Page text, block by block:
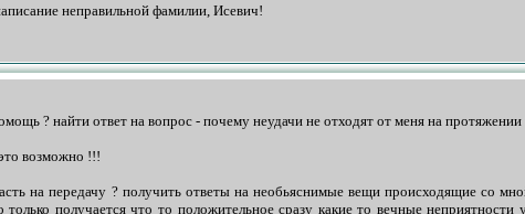
неправильной фамилии, Исевич!
? найти ответ на вопрос - почему неудачи не отходят от меня на
возможно !!!
на передачу ? получить ответы на необьяснимые вещи происходящие со
получается что то положительное сразу какие то вечные